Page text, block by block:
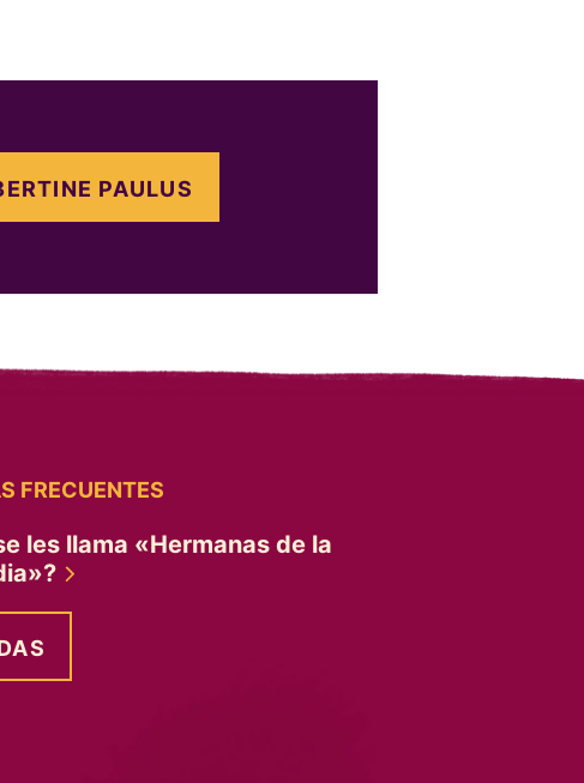
PAULUS
FRECUENTES
les llama «Hermanas de la